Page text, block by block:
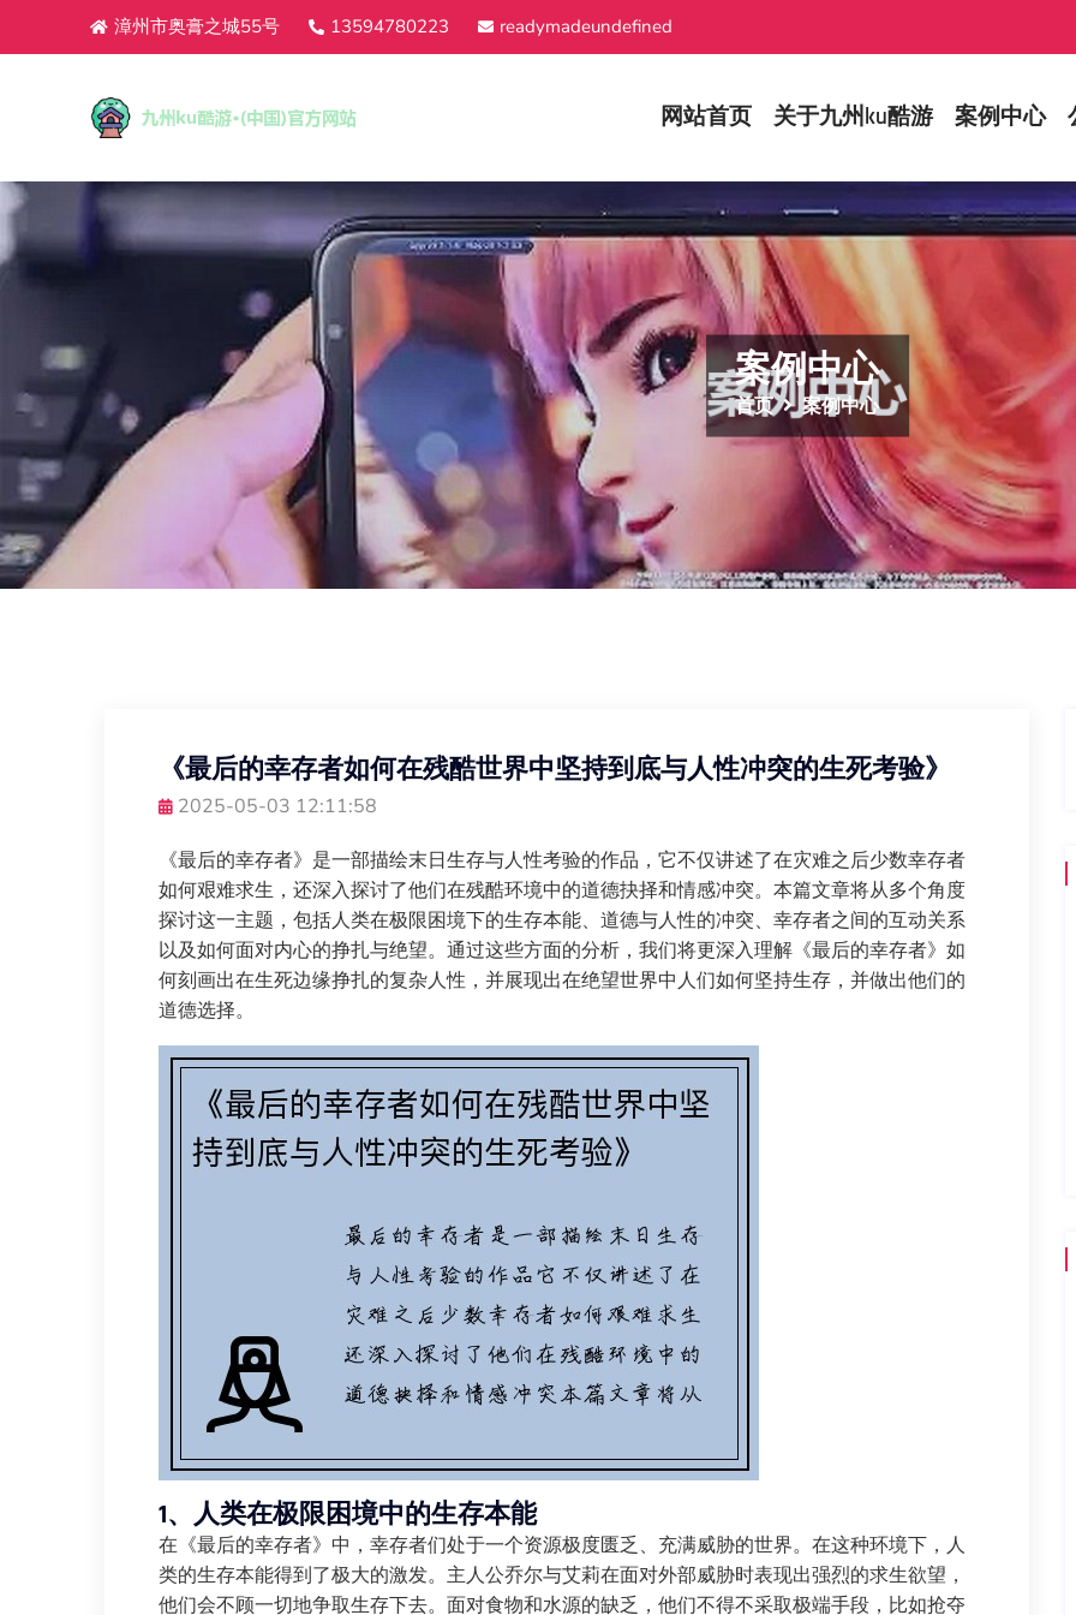
漳州市奥膏之城55号 13594780223 readymadeundefined
网站首页 关于九州ku酷游 案例中心
案例中心
首页 案例中心
《最后的幸存者如何在残酷世界中坚持到底与人性冲突的生死考验》
2025-05-03 12:11:58
《最后的幸存者》是一部描绘末日生存与人性考验的作品，它不仅讲述了在灾难之后少数幸存者
如何艰难求生，还深入探讨了他们在残酷环境中的道德抉择和情感冲突。本篇文章将从多个角度
探讨这一主题，包括人类在极限困境下的生存本能、道德与人性的冲突、幸存者之间的互动关系
以及如何面对内心的挣扎与绝望。通过这些方面的分析，我们将更深入理解《最后的幸存者》如
何刻画出在生死边缘挣扎的复杂人性，并展现出在绝望世界中人们如何坚持生存，并做出他们的
道德选择。
1、人类在极限困境中的生存本能
在《最后的幸存者》中，幸存者们处于一个资源极度匮乏、充满威胁的世界。在这种环境下，人
类的生存本能得到了极大的激发。主人公乔尔与艾莉在面对外部威胁时表现出强烈的求生欲望，
他们会不顾一切地争取生存下去。面对食物和水源的缺乏，他们不得不采取极端手段，比如抢夺